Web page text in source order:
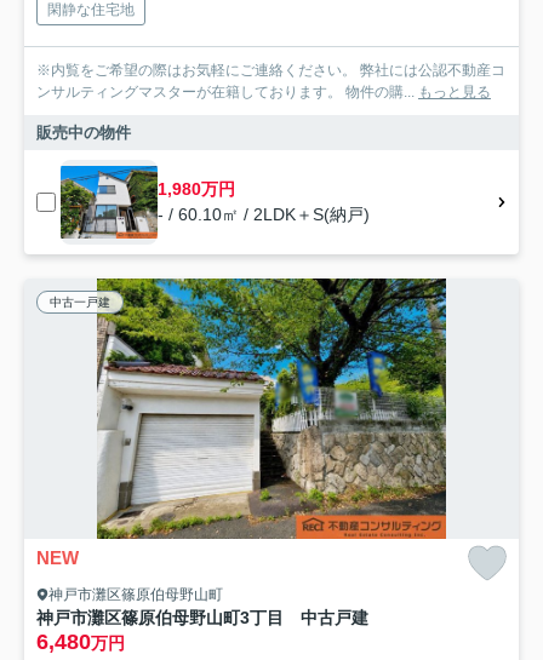
閑静な住宅地
※内覧をご希望の際はお気軽にご連絡ください。 弊社には公認不動産コ
ンサルティングマスターが在籍しております。 物件の購... もっと見る
販売中の物件
1,980万円
- / 60.10㎡ / 2LDK＋S(納戸)
中古一戸建
NEW
神戸市灘区篠原伯母野山町
神戸市灘区篠原伯母野山町3丁目 中古戸建
6,480万円